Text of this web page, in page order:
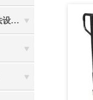
无线便携式轴重秤（交警执法设备）